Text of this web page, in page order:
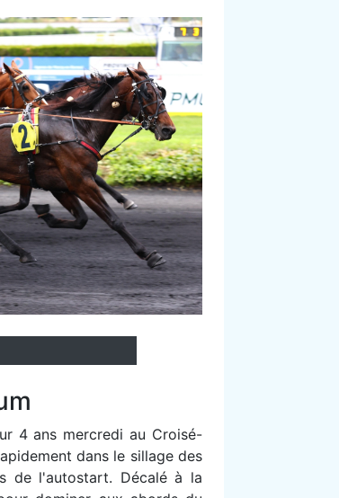
4 ans mercredi au Croisé-
dans le sillage des
de l'autostart. Décalé à la